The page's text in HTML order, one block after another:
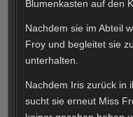
Blumenkasten auf den
Nachdem sie im Abteil
Froy und begleitet sie
unterhalten.
Nachdem Iris zurück in
sucht sie erneut Miss